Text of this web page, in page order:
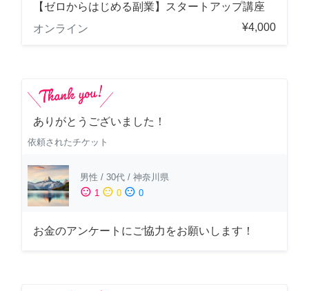
【ゼロからはじめる副業】スタートアップ講座
オンライン
¥4,000
ありがとうございました！
依頼されたチケット
男性 / 30代 / 神奈川県
sentiment_satisfied 1 sentiment_neutral 0 sentiment_dissatisfied 0
お金のアンケートにご協力をお願いします！